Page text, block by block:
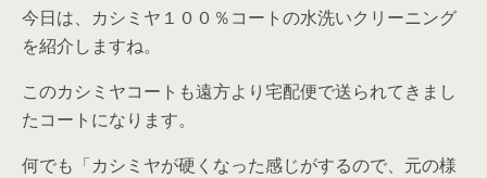
今日は、カシミヤ１００％コートの水洗いクリーニング
を紹介しますね。
このカシミヤコートも遠方より宅配便で送られてきまし
たコートになります。
何でも「カシミヤが硬くなった感じがするので、元の様